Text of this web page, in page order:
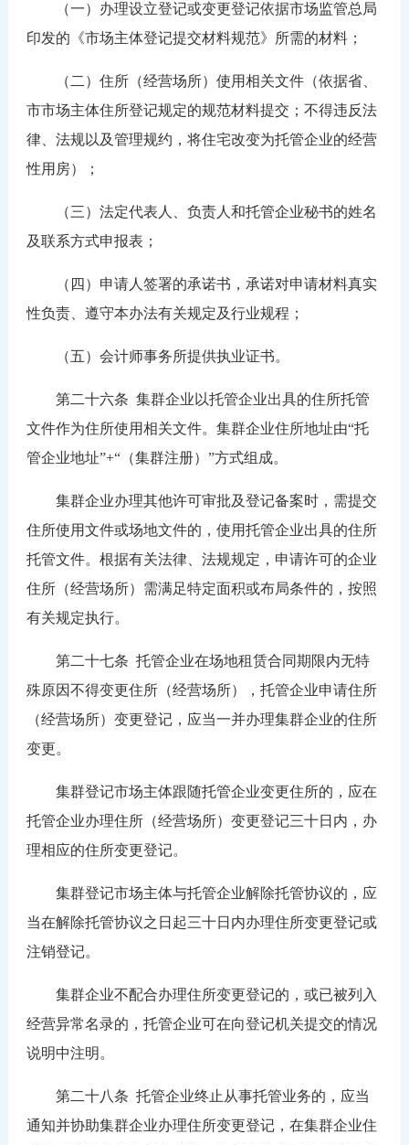
（一）办理设立登记或变更登记依据市场监管总局
印发的《市场主体登记提交材料规范》所需的材料；
（二）住所（经营场所）使用相关文件（依据省、
市市场主体住所登记规定的规范材料提交；不得违反法
律、法规以及管理规约，将住宅改变为托管企业的经营
性用房）；
（三）法定代表人、负责人和托管企业秘书的姓名
及联系方式申报表；
（四）申请人签署的承诺书，承诺对申请材料真实
性负责、遵守本办法有关规定及行业规程；
（五）会计师事务所提供执业证书。
第二十六条 集群企业以托管企业出具的住所托管
文件作为住所使用相关文件。集群企业住所地址由“托
管企业地址”+“（集群注册）”方式组成。
集群企业办理其他许可审批及登记备案时，需提交
住所使用文件或场地文件的，使用托管企业出具的住所
托管文件。根据有关法律、法规规定，申请许可的企业
住所（经营场所）需满足特定面积或布局条件的，按照
有关规定执行。
第二十七条 托管企业在场地租赁合同期限内无特
殊原因不得变更住所（经营场所），托管企业申请住所
（经营场所）变更登记，应当一并办理集群企业的住所
变更。
集群登记市场主体跟随托管企业变更住所的，应在
托管企业办理住所（经营场所）变更登记三十日内，办
理相应的住所变更登记。
集群登记市场主体与托管企业解除托管协议的，应
当在解除托管协议之日起三十日内办理住所变更登记或
注销登记。
集群企业不配合办理住所变更登记的，或已被列入
经营异常名录的，托管企业可在向登记机关提交的情况
说明中注明。
第二十八条 托管企业终止从事托管业务的，应当
通知并协助集群企业办理住所变更登记，在集群企业住